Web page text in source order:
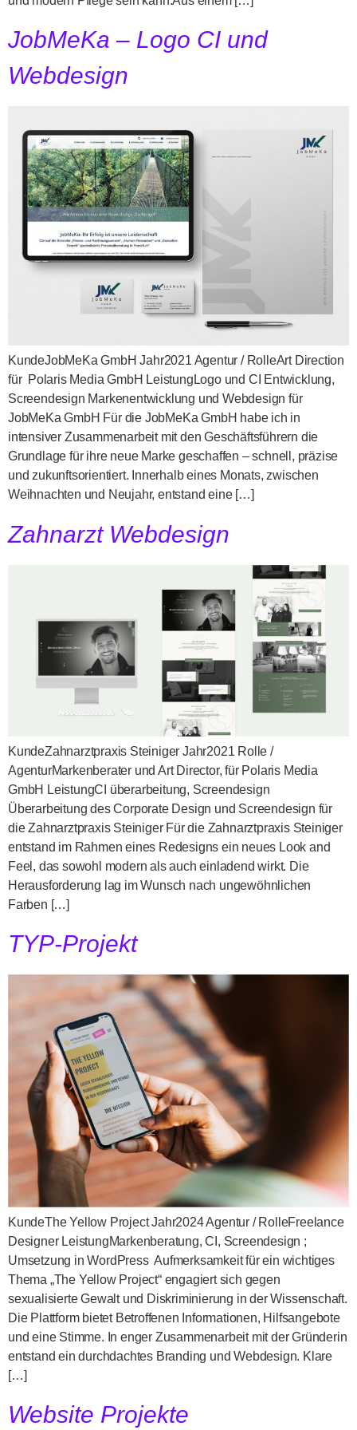
JobMeKa – Logo CI und
Webdesign
KundeJobMeKa GmbH Jahr2021 Agentur / RolleArt Direction
für Polaris Media GmbH LeistungLogo und CI Entwicklung,
Screendesign Markenentwicklung und Webdesign für
JobMeKa GmbH Für die JobMeKa GmbH habe ich in
intensiver Zusammenarbeit mit den Geschäftsführern die
Grundlage für ihre neue Marke geschaffen – schnell, präzise
und zukunftsorientiert. Innerhalb eines Monats, zwischen
Weihnachten und Neujahr, entstand eine […]
Zahnarzt Webdesign
KundeZahnarztpraxis Steiniger Jahr2021 Rolle /
AgenturMarkenberater und Art Director, für Polaris Media
GmbH LeistungCI überarbeitung, Screendesign
Überarbeitung des Corporate Design und Screendesign für
die Zahnarztpraxis Steiniger Für die Zahnarztpraxis Steiniger
entstand im Rahmen eines Redesigns ein neues Look and
Feel, das sowohl modern als auch einladend wirkt. Die
Herausforderung lag im Wunsch nach ungewöhnlichen
Farben […]
TYP-Projekt
KundeThe Yellow Project Jahr2024 Agentur / RolleFreelance
Designer LeistungMarkenberatung, CI, Screendesign ;
Umsetzung in WordPress Aufmerksamkeit für ein wichtiges
Thema „The Yellow Project“ engagiert sich gegen
sexualisierte Gewalt und Diskriminierung in der Wissenschaft.
Die Plattform bietet Betroffenen Informationen, Hilfsangebote
und eine Stimme. In enger Zusammenarbeit mit der Gründerin
entstand ein durchdachtes Branding und Webdesign. Klare
[…]
Website Projekte